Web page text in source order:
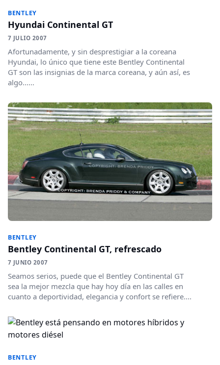
BENTLEY
Hyundai Continental GT
7 JULIO 2007
Afortunadamente, y sin desprestigiar a la coreana
Hyundai, lo único que tiene este Bentley Continental
GT son las insignias de la marca coreana, y aún así, es
algo......
BENTLEY
Bentley Continental GT, refrescado
7 JUNIO 2007
Seamos serios, puede que el Bentley Continental GT
sea la mejor mezcla que hay hoy día en las calles en
cuanto a deportividad, elegancia y confort se refiere....
BENTLEY